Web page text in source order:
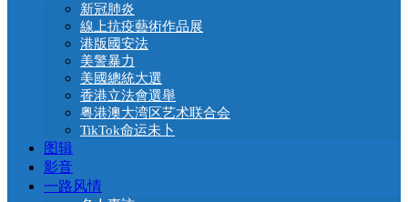
新冠肺炎
線上抗疫藝術作品展
港版國安法
美警暴力
美國總統大選
香港立法會選舉
粤港澳大湾区艺术联合会
TikTok命运未卜
图辑
影音
一路风情